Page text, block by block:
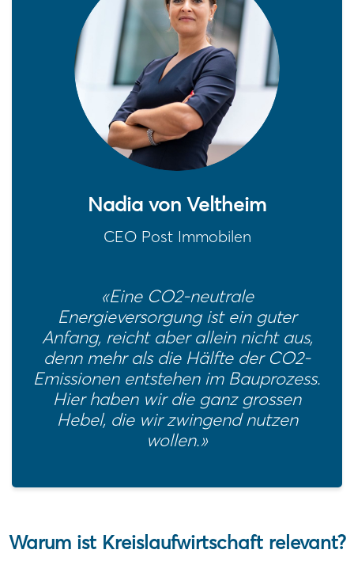
Nadia von Veltheim
CEO Post Immobilen
«Eine CO2-neutrale
Energieversorgung ist ein guter
Anfang, reicht aber allein nicht aus,
denn mehr als die Hälfte der CO2-
Emissionen entstehen im Bauprozess.
Hier haben wir die ganz grossen
Hebel, die wir zwingend nutzen
wollen.»
Warum ist Kreislaufwirtschaft relevant?